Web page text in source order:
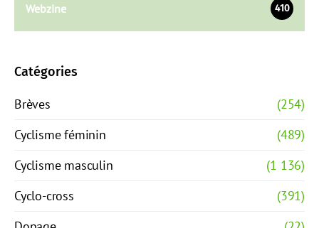
Webzine 410
Catégories
Brèves
(254)
Cyclisme féminin
(489)
Cyclisme masculin
(1 136)
Cyclo-cross
(391)